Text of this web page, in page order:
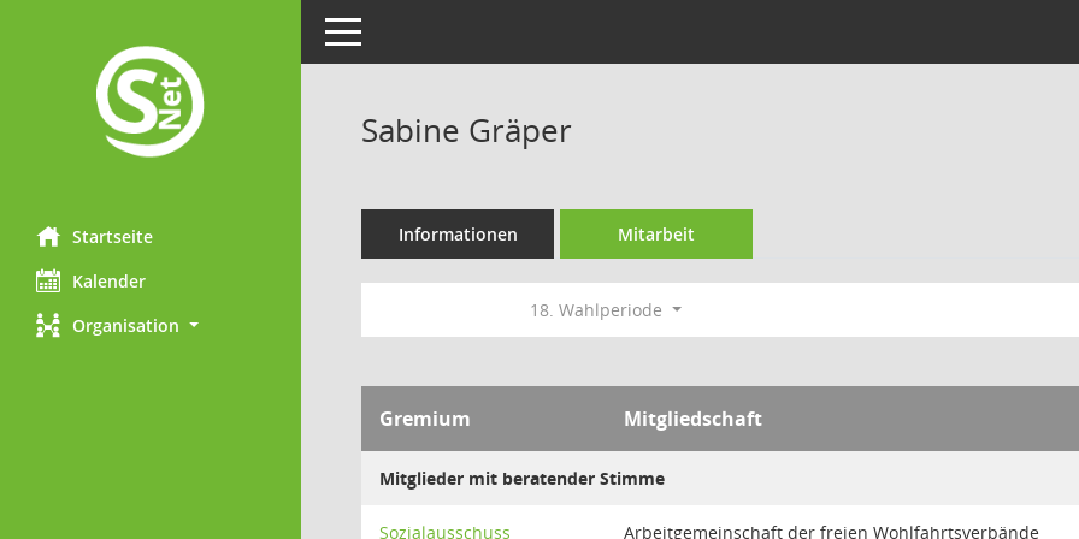
Startseite
Kalender
Organisation
Toggle navigation
Sabine Gräper
Informationen Mitarbeit
18. Wahlperiode
Gremium Mitgliedschaft
Mitglieder mit beratender Stimme
Sozialausschuss Arbeitgemeinschaft der freien Wohlfahrtsverbände